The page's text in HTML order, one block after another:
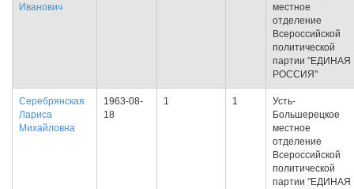
Иванович
местное
отделение
Всероссийской
политической
партии "ЕДИНАЯ
РОССИЯ"
Серебрянская
Лариса
Михайловна
1963-08-
18
1 1
Усть-
Большерецкое
местное
отделение
Всероссийской
политической
партии "ЕДИНАЯ